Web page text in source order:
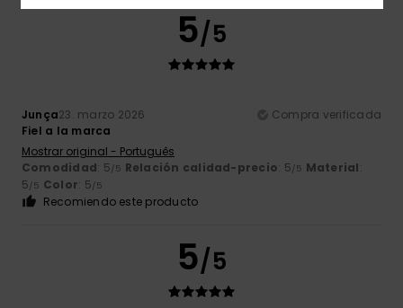
5/5
Junça23. marzo 2026
Compra verificada
Fiel a la marca
Mostrar original - Português
Comodidad: 5/5 Relación calidad-precio: 5/5 Material:
5/5 Color: 5/5
Recomiendo este producto
5/5